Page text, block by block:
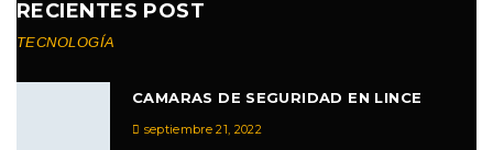
RECIENTES POST
TECNOLOGÍA
CAMARAS DE SEGURIDAD EN LINCE
septiembre 21, 2022